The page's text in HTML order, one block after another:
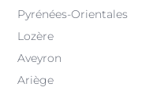
Pyrénées-Orientales
Lozère
Aveyron
Ariège